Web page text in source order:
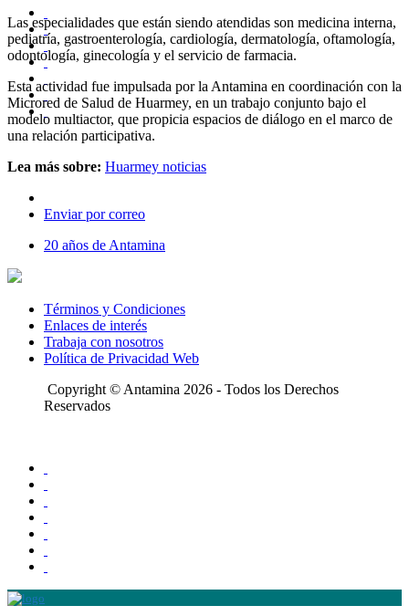
Las especialidades que están siendo atendidas son medicina interna,
pediatría, gastroenterología, cardiología, dermatología, oftamología,
odontología, ginecología y el servicio de farmacia.
Esta actividad fue impulsada por la Antamina en coordinación con la
Microred de Salud de Huarmey, en un trabajo conjunto bajo el
modelo multiactor, que propicia espacios de diálogo en el marco de
una relación participativa.
Lea más sobre: Huarmey noticias
Enviar por correo
20 años de Antamina
Términos y Condiciones
Enlaces de interés
Trabaja con nosotros
Política de Privacidad Web
Copyright © Antamina 2026 - Todos los Derechos
Reservados